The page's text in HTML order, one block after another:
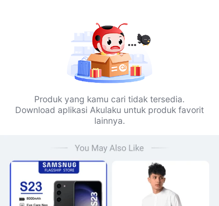
Produk yang kamu cari tidak tersedia.
Download aplikasi Akulaku untuk produk favorit
lainnya.